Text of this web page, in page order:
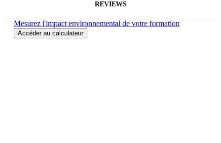
REVIEWS
Mesurez l'impact environnemental de votre formation
Accéder au calculateur